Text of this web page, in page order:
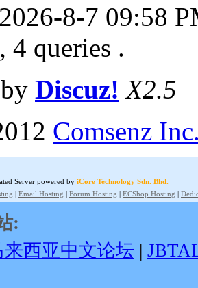
8-7 09:58
4 queries .
Discuz! X2.5
Comsenz
Server powered by iCore Technology Sdn. Bhd.
| Email Hosting | Forum Hosting | ECShop Hosting |
:
西亚中文论坛 |